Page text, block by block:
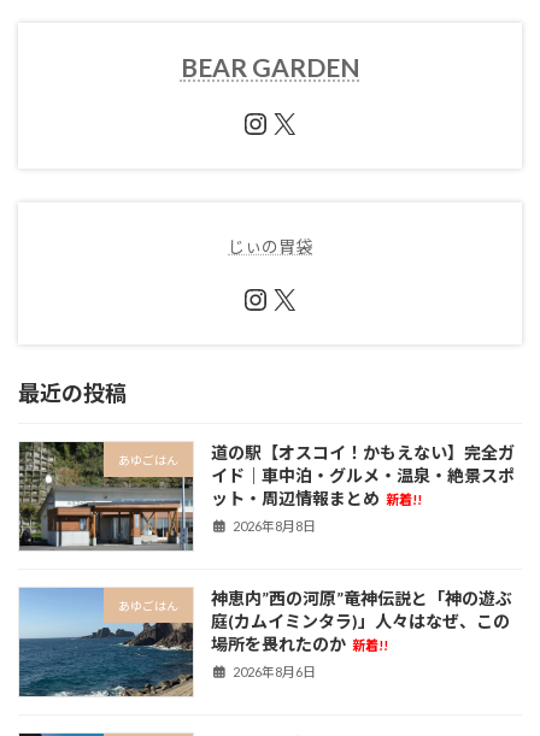
BEAR GARDEN
Instagram
X
じぃの胃袋
Instagram
X
最近の投稿
あゆごはん
道の駅【オスコイ！かもえない】完全ガ
イド｜車中泊・グルメ・温泉・絶景スポ
ット・周辺情報まとめ 新着!!
2026年8月8日
あゆごはん
神恵内”西の河原”竜神伝説と「神の遊ぶ
庭(カムイミンタラ)」人々はなぜ、この
場所を畏れたのか 新着!!
2026年8月6日